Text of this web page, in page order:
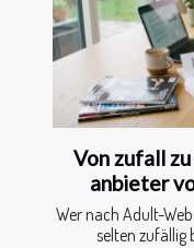
Von zufall
anbieter
Wer nach Adult-
selten zufällig